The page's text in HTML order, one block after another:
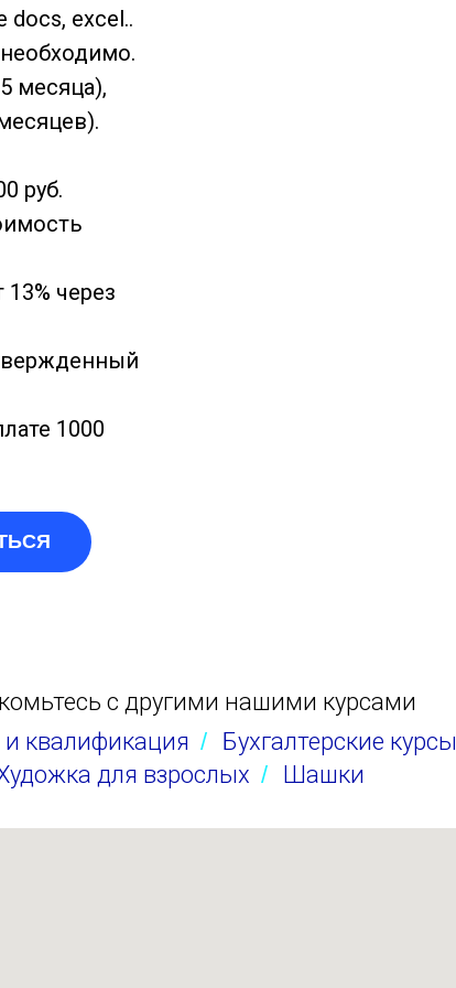
docs, excel..
месяца),
руб.
через
1000
с другими нашими курсами
квалификация / Бухгалтерские курсы
для взрослых / Шашки